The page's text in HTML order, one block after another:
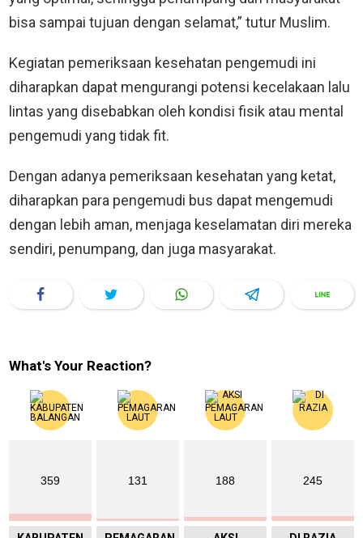
bisa sampai tujuan dengan selamat,” tutur Muslim.
Kegiatan pemeriksaan kesehatan pengemudi ini
diharapkan dapat mengurangi potensi kecelakaan lalu
lintas yang disebabkan oleh kondisi fisik atau mental
pengemudi yang tidak fit.
Dengan adanya pemeriksaan kesehatan yang ketat,
diharapkan para pengemudi bus dapat mengemudi
dengan lebih aman, menjaga keselamatan diri mereka
sendiri, penumpang, dan juga masyarakat.
What's Your Reaction?
359 131 188 245